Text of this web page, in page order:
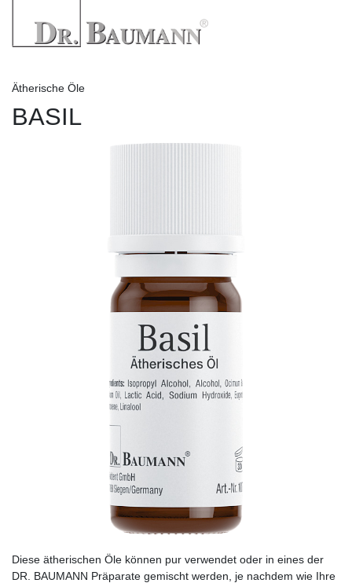
Ätherische Öle
BASIL
Diese ätherischen Öle können pur verwendet oder in eines der
DR. BAUMANN Präparate gemischt werden, je nachdem wie Ihre